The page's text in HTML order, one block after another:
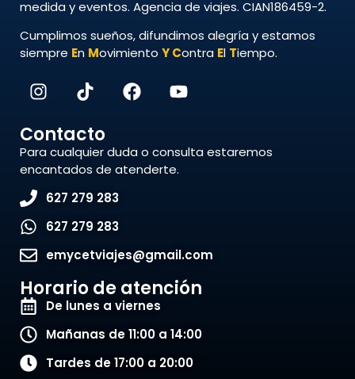
medida y eventos. Agencia de viajes. CIAN186459-2.
Cumplimos sueños, difundimos alegría y estamos
siempre En Movimiento YContra El Tiempo.
Contacto
Para cualquier duda o consulta estaremos
encantados de atenderte.
627 279 283
627 279 283
emycetviajes@gmail.com
Horario de atención
De lunes a viernes
Mañanas de 11:00 a 14:00
Tardes de 17:00 a 20:00